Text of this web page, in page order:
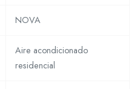
NOVA
Aire acondicionado
residencial